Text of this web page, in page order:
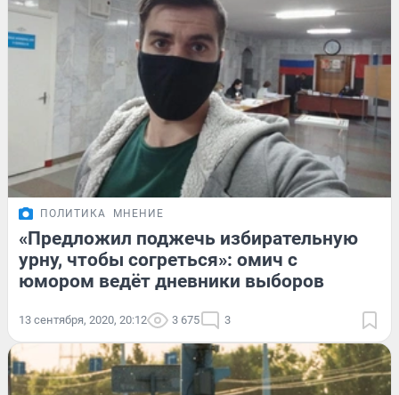
ПОЛИТИКА МНЕНИЕ
«Предложил поджечь избирательную
урну, чтобы согреться»: омич с
юмором ведёт дневники выборов
13 сентября, 2020, 20:12 3 675 3